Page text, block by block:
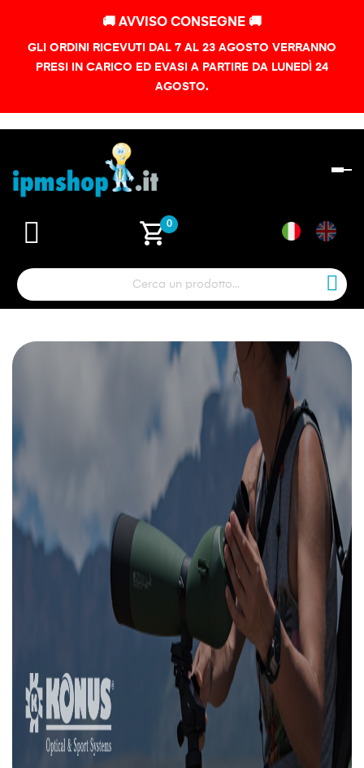
🚚 AVVISO CONSEGNE 🚚
GLI ORDINI RICEVUTI DAL 7 AL 23 AGOSTO VERRANNO
PRESI IN CARICO ED EVASI A PARTIRE DA LUNEDÌ 24
AGOSTO.
shopping_cart0